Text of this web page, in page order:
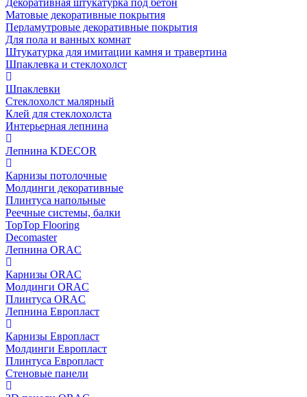
Декоративная штукатурка под бетон
Матовые декоративные покрытия
Перламутровые декоративные покрытия
Для пола и ванных комнат
Штукатурка для имитации камня и травертина
Шпаклевка и стеклохолст
Шпаклевки
Стеклохолст малярный
Клей для стеклохолста
Интерьерная лепнина
Лепнина KDECOR
Карнизы потолочные
Молдинги декоративные
Плинтуса напольные
Реечные системы, балки
TopTop Flooring
Decomaster
Лепнина ORAC
Карнизы ORAC
Молдинги ORAC
Плинтуса ORAC
Лепнина Европласт
Карнизы Европласт
Молдинги Европласт
Плинтуса Европласт
Стеновые панели